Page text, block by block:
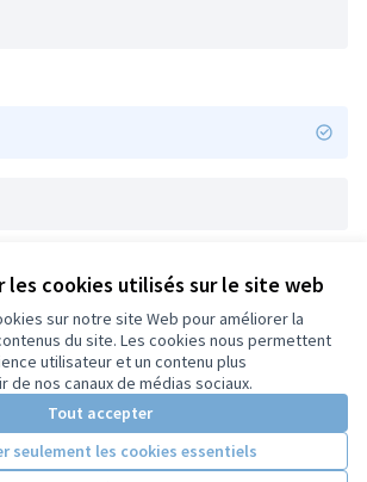
les cookies utilisés sur le site web
sur notre site Web pour améliorer la
du site. Les cookies nous permettent
utilisateur et un contenu plus
de nos canaux de médias sociaux.
Tout accepter
seulement les cookies essentiels
Licence
(Lien